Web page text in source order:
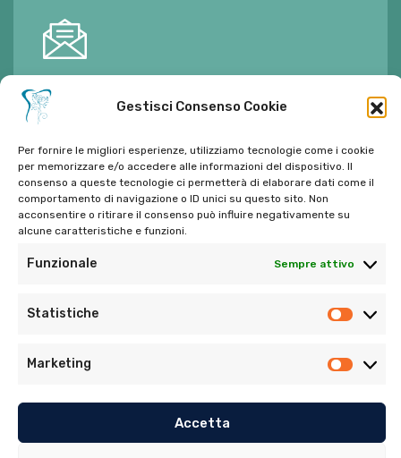
Gestisci Consenso Cookie
Per fornire le migliori esperienze, utilizziamo tecnologie come i cookie
per memorizzare e/o accedere alle informazioni del dispositivo. Il
consenso a queste tecnologie ci permetterà di elaborare dati come il
comportamento di navigazione o ID unici su questo sito. Non
acconsentire o ritirare il consenso può influire negativamente su
alcune caratteristiche e funzioni.
Funzionale Sempre attivo
Statistiche
Marketing
Accetta
E-mail:
Tel:06 272342
Tel:393 9810086
© Copyright 2022. Tutti i diritti riservati di Ambulatorio
Dentistico Santaniello Alimonti